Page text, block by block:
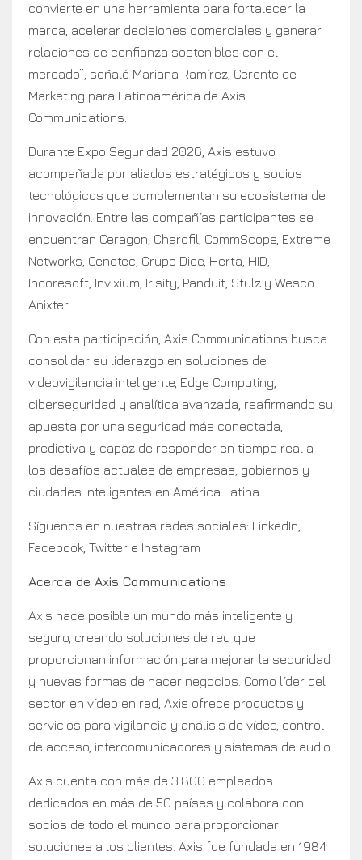
convierte en una herramienta para fortalecer la
marca, acelerar decisiones comerciales y generar
relaciones de confianza sostenibles con el
mercado”, señaló Mariana Ramírez, Gerente de
Marketing para Latinoamérica de Axis
Communications.
Durante Expo Seguridad 2026, Axis estuvo
acompañada por aliados estratégicos y socios
tecnológicos que complementan su ecosistema de
innovación. Entre las compañías participantes se
encuentran Ceragon, Charofil, CommScope, Extreme
Networks, Genetec, Grupo Dice, Herta, HID,
Incoresoft, Invixium, Irisity, Panduit, Stulz y Wesco
Anixter.
Con esta participación, Axis Communications busca
consolidar su liderazgo en soluciones de
videovigilancia inteligente, Edge Computing,
ciberseguridad y analítica avanzada, reafirmando su
apuesta por una seguridad más conectada,
predictiva y capaz de responder en tiempo real a
los desafíos actuales de empresas, gobiernos y
ciudades inteligentes en América Latina.
Síguenos en nuestras redes sociales: LinkedIn,
Facebook, Twitter e Instagram
Acerca de Axis Communications
Axis hace posible un mundo más inteligente y
seguro, creando soluciones de red que
proporcionan información para mejorar la seguridad
y nuevas formas de hacer negocios. Como líder del
sector en vídeo en red, Axis ofrece productos y
servicios para vigilancia y análisis de vídeo, control
de acceso, intercomunicadores y sistemas de audio.
Axis cuenta con más de 3.800 empleados
dedicados en más de 50 países y colabora con
socios de todo el mundo para proporcionar
soluciones a los clientes. Axis fue fundada en 1984